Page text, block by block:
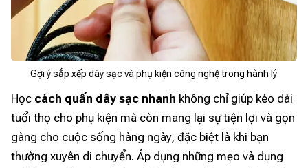
Gợi ý sắp xếp dây sạc và phụ kiện công nghệ trong hành lý
Học cách quấn dây sạc nhanh không chỉ giúp kéo dài
tuổi thọ cho phụ kiện mà còn mang lại sự tiện lợi và gọn
gàng cho cuộc sống hàng ngày, đặc biệt là khi bạn
thường xuyên di chuyển. Áp dụng những mẹo và dụng